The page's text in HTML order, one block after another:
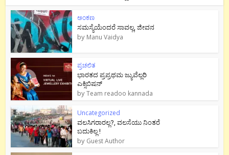
ಅಂಕಣ
ಸಮಸ್ಯೆಯೆಂದರೆ ಸಾವಲ್ಲ, ಜೀವನ
by Manu Vaidya
ಪ್ರಚಲಿತ
ಭಾರತದ ಪ್ರಪ್ರಥಮ ಜ್ಯುವೆಲ್ಲರಿ
ಎಕ್ಸಿಬಿಷನ್
byTeam readoo kannada
Uncategorized
ವಲಸಿಗರಾರಲ್ಲ?, ವಲಸೆಯು ನಿಂತರೆ
ಬದುಕಿಲ್ಲ !
by Guest Author